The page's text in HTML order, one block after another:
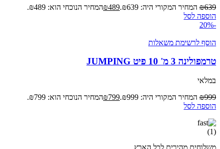
₪639 המחיר המקורי היה: ₪639. ₪489
המחיר הנוכחי הוא: ₪489.
הוספה לסל
-20%
הוסף לרשימת משאלות
טרמפולינה 3 מ' 10 פיט JUMPING
במלאי
₪999 המחיר המקורי היה: ₪999. ₪799
המחיר הנוכחי הוא: ₪799.
הוספה לסל
משלוחים מהירים לכל הארץ